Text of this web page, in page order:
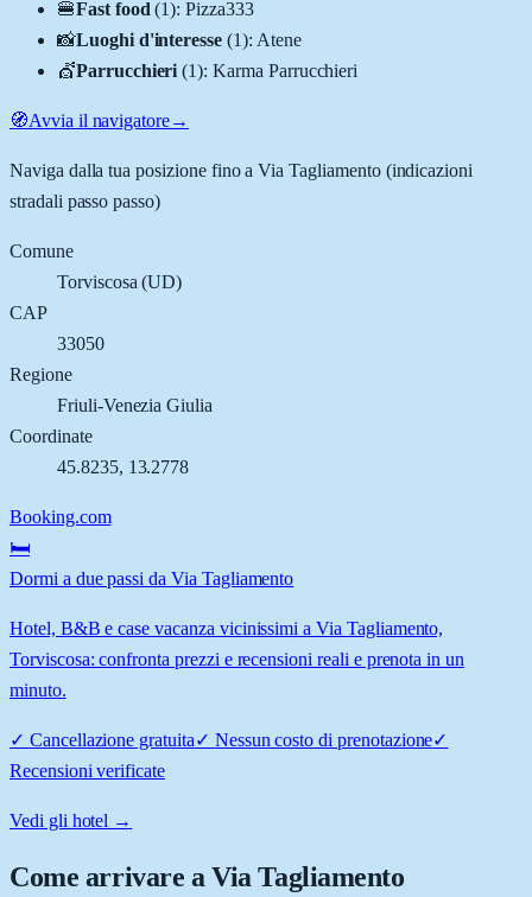
🍔Fast food (1):Pizza333
📸Luoghi d'interesse (1): Atene
💇Parrucchieri (1):Karma Parrucchieri
🧭Avvia il navigatore→
Naviga dalla tua posizione fino aVia Tagliamento(indicazioni
stradali passo passo)
Comune
Torviscosa (UD)
CAP
33050
Regione
Friuli-Venezia Giulia
Coordinate
45.8235, 13.2778
Booking.com
🛏️
Dormi a due passi da Via Tagliamento
Hotel, B&B e case vacanza vicinissimi a Via Tagliamento,
Torviscosa: confronta prezzi e recensioni reali e prenota in un
minuto.
✓ Cancellazione gratuita✓ Nessun costo di prenotazione✓
Recensioni verificate
Vedi gli hotel →
Come arrivare aVia Tagliamento